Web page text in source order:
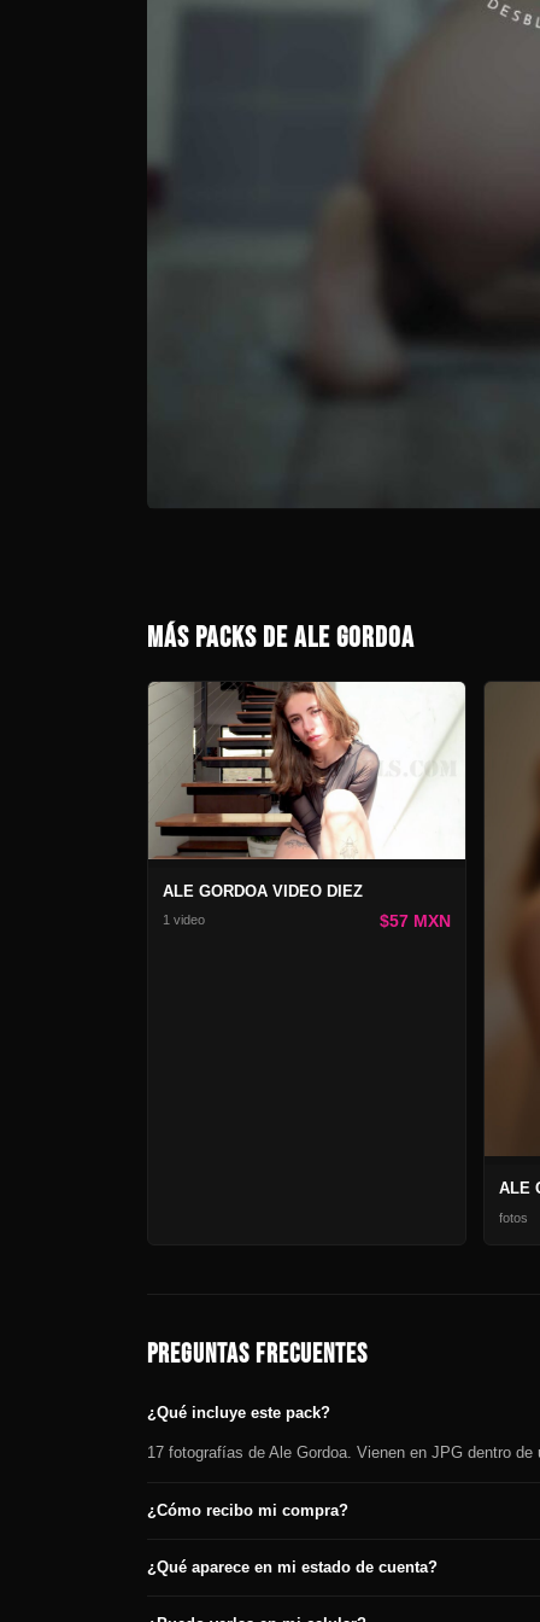
MÁS PACKS DE ALE GORDOA
ALE GORDOA VIDEO DIEZ
1 video $57 MXN
ALE
fotos
PREGUNTAS FRECUENTES
¿Qué incluye este pack?
17 fotografías de Ale Gordoa. Vienen en JPG dentro
¿Cómo recibo mi compra?
¿Qué aparece en mi estado de cuenta?